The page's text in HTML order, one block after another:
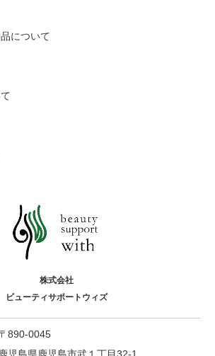
について
株式会社
ビューティサポートウィズ
890-0045
鹿児島県鹿児島市武１丁目32-1